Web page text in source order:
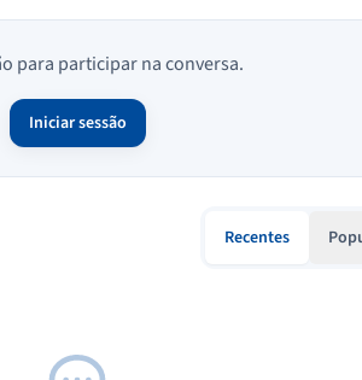
para participar na conversa.
Iniciar sessão
Recentes